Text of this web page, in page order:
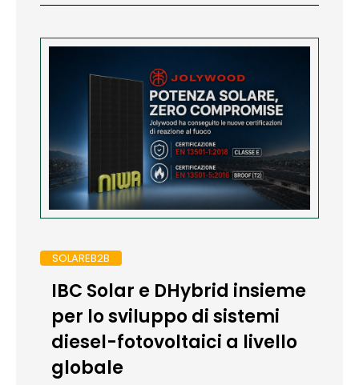
SOLAREB2B
IBC Solar e DHybrid insieme
per lo sviluppo di sistemi
diesel-fotovoltaici a livello
globale